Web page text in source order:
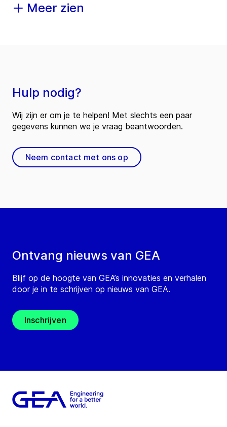
Meer zien
Ontvang nieuws van GEA
Blijf op de hoogte van GEA’s innovaties en verhalen
door je in te schrijven op nieuws van GEA.
Inschrijven
Hulp nodig?
Wij zijn er om je te helpen! Met slechts een paar
gegevens kunnen we je vraag beantwoorden.
Neem contact met ons op